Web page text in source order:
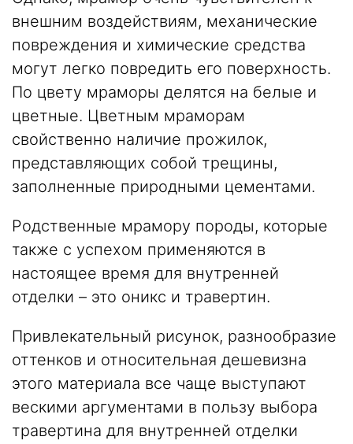
внешним воздействиям, механические
повреждения и химические средства
могут легко повредить его поверхность.
По цвету мраморы делятся на белые и
цветные. Цветным мраморам
свойственно наличие прожилок,
представляющих собой трещины,
заполненные природными цементами.
Родственные мрамору породы, которые
также с успехом применяются в
настоящее время для внутренней
отделки – это оникс и травертин.
Привлекательный рисунок, разнообразие
оттенков и относительная дешевизна
этого материала все чаще выступают
вескими аргументами в пользу выбора
травертина для внутренней отделки